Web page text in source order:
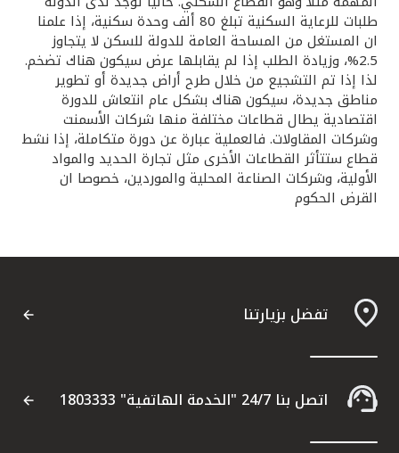
طلبات للرعاية السكنية تبلغ 80 ألف وحدة سكنية، إذا علمنا
ان المستغل من المساحة العامة للدولة للسكن لا يتجاوز
2.5%، وزيادة الطلب إذا لم يقابلها عرض سيكون هناك تضخم.
لذا إذا تم التشجيع من خلال طرح أراض جديدة أو تطوير
مناطق جديدة، سيكون هناك بشكل عام انتعاش للدورة
اقتصادية يطال قطاعات مختلفة منها شركات الأسمنت
وشركات المقاولات. فالعملية عبارة عن دورة متكاملة، إذا نشط
قطاع ستتأثر القطاعات الأخرى مثل تجارة الحديد والمواد
الأولية، وشركات الصناعة المحلية والموردين، خصوصا ان
القرض الحكوم
تفضل بزيارتنا
اتصل بنا 24/7 "الخدمة الهاتفية" 1803333